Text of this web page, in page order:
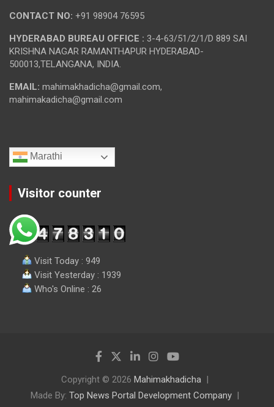
CONTACT NO: +91 98904 76595
HYDERABAD BUREAU OFFICE : 3-4-63/51/2/1/D 889 SAI
KRISHNA NAGAR RAMANTHAPUR HYDERABAD-
500013,TELANGANA, INDIA.
EMAIL: mahimakhadicha@gmail.com,
mahimakadicha@gmail.com
Marathi
Visitor counter
Visit Today : 949
Visit Yesterday : 1939
Who's Online : 26
Copyright © 2026 Mahimakhadicha
Made By: Top News Portal Development Company